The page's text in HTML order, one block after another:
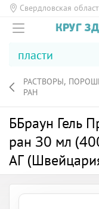
Свердловская
РАСТВОРЫ,
РАН
ББраун Гель
ран 30 мл
АГ